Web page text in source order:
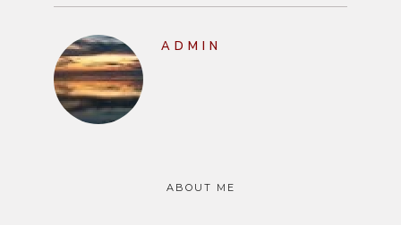
ADMIN
ABOUT ME